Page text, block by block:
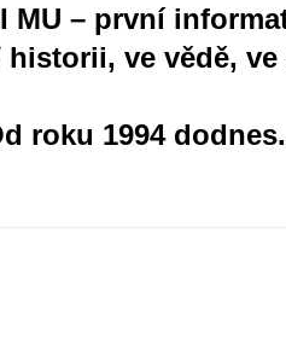
MU – první
historii, ve vědě,
roku 1994 dodnes.